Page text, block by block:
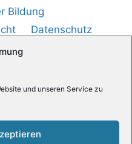
und unseren Service zu
Bildung
Datenschutz
(
— Praxis
News